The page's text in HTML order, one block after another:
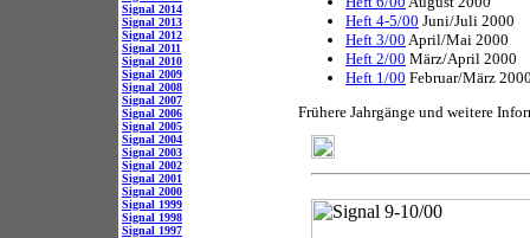
Signal 2014
Signal 2013
Signal 2012
Signal 2011
Signal 2010
Signal 2009
Signal 2008
Signal 2007
Signal 2006
Signal 2005
Signal 2004
Signal 2003
Signal 2002
Signal 2001
Signal 2000
Signal 1999
Signal 1998
Signal 1997
Heft 4-5/00 Juni/Juli 2000
Heft 3/00 April/Mai 2000
Heft 2/00 März/April 2000
Heft 1/00 Februar/März
Frühere Jahrgänge und weitere